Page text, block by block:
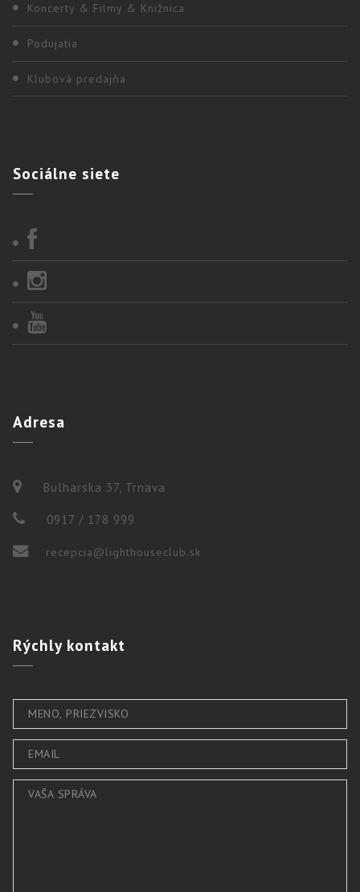
Koncerty & Filmy & Knižnica
Podujatia
Klubová predajňa
Sociálne siete
Adresa
Bulharska 37, Trnava
0917 / 178 999
recepcia@lighthouseclub.sk
Rýchlykontakt